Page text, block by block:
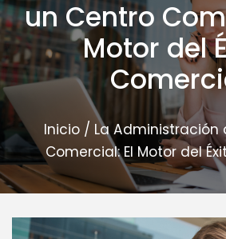
un Centro
Motor del
Inicio / La Administración
Comercial: El Motor del